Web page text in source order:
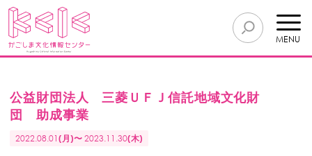
MENU
公益財団法人 三菱ＵＦＪ信託地域文化財
団 助成事業
2022.08.01(月)〜2023.11.30(木)